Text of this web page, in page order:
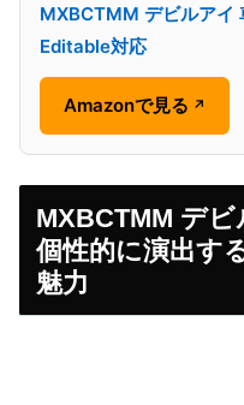
MXBCTMM デビルアイ
Editable対応
Amazonで見る ↗
MXBCTMM デ
個性的に演出す
魅力